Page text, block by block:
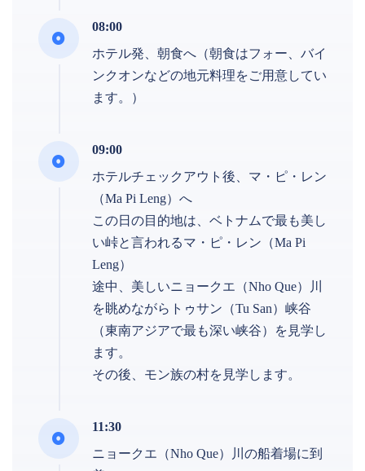
08:00
ホテル発、朝食へ（朝食はフォー、バイ
ンクオンなどの地元料理をご用意してい
ます。）
09:00
ホテルチェックアウト後、マ・ピ・レン
（Ma Pi Leng）へ
この日の目的地は、ベトナムで最も美し
い峠と言われるマ・ピ・レン（Ma Pi
Leng）
途中、美しいニョークエ（Nho Que）川
を眺めながらトゥサン（Tu San）峡谷
（東南アジアで最も深い峡谷）を見学し
ます。
その後、モン族の村を見学します。
11:30
ニョークエ（Nho Que）川の船着場に到